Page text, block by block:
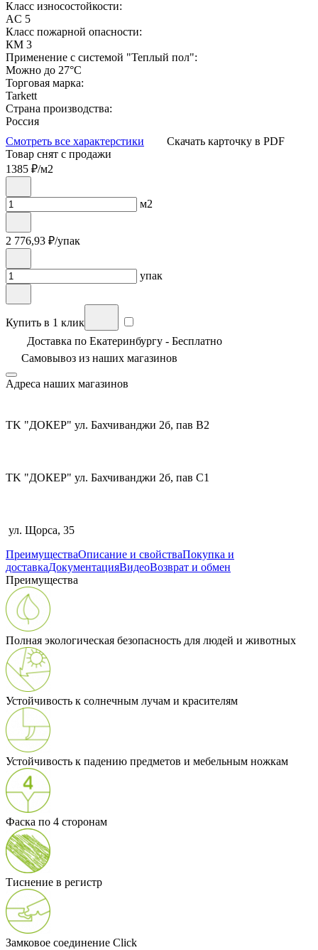
Класс износостойкости:
AC 5
Класс пожарной опасности:
КМ 3
Применение с системой "Теплый пол":
Можно до 27°С
Торговая марка:
Tarkett
Страна производства:
Россия
Смотреть все характерстики
Скачать карточку в PDF
Товар снят с продажи
1385 ₽/м2
м2
2 776,93 ₽/упак
упак
Купить в 1 клик
Доставка по Екатеринбургу - Бесплатно
Самовывоз из наших магазинов
Адреса наших магазинов
TK "ДОКЕР" ул. Бахчиванджи 2б, пав В2
TK "ДОКЕР" ул. Бахчиванджи 2б, пав С1
ул. Щорса, 35
ПреимуществаОписание и свойстваПокупка и
доставкаДокументацияВидеоВозврат и обмен
Преимущества
Полная экологическая безопасность для людей и животных
Устойчивость к солнечным лучам и красителям
Устойчивость к падению предметов и мебельным ножкам
Фаска по 4 сторонам
Тиснение в регистр
Замковое соединение Click